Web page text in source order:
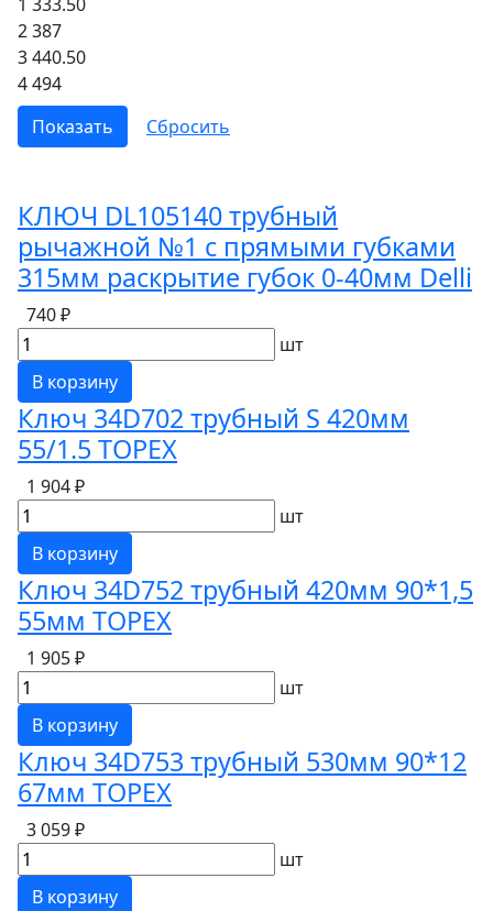
2 387
3 440.50
4 494
КЛЮЧ DL105140 трубный
рычажной №1 с прямыми губками
315мм раскрытие губок 0-40мм Delli
740 ₽
шт
В корзину
Ключ 34D702 трубный S 420мм
55/1.5 TOPEX
1 904 ₽
шт
В корзину
Ключ 34D752 трубный 420мм 90*1,5
55мм TOPEX
1 905 ₽
шт
В корзину
Ключ 34D753 трубный 530мм 90*12
67мм TOPEX
3 059 ₽
шт
В корзину